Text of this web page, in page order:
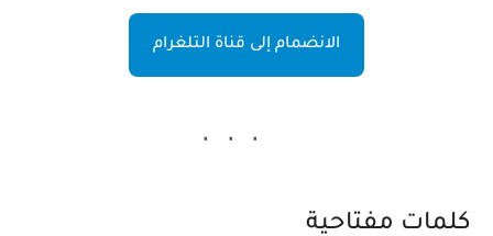
الانضمام إلى قناة التلغرام
كلمات مفتاحية